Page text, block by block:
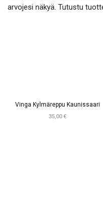
arvojesi näkyä. Tutustu
Vinga Kylmäreppu Kaunissaari
35,00 €